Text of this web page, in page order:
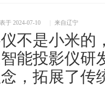
于 2024-07-10 来自辽宁
不是小米的
能投影仪研
，拓展了传